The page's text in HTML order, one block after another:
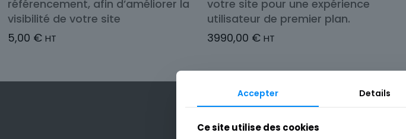
référencement, afin d’améliorer la
visibilité de votre site
5,00 € HT
votre site pour une expérience
utilisateur de premier plan.
3990,00 € HT
Accepter Details
Ce site utilise des cookies